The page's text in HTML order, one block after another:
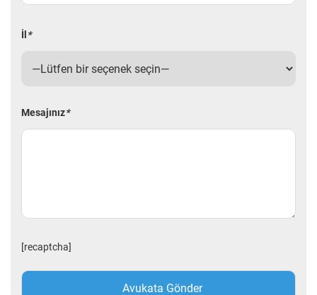
İl *
Mesajınız*
[recaptcha]